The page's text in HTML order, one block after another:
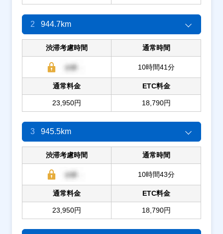
2 944.7km
渋滞考慮時間 通常時間
10時間41分
通常料金
23,950円
ETC料金
18,790円
3 945.5km
渋滞考慮時間 通常時間
10時間43分
通常料金
23,950円
ETC料金
18,790円